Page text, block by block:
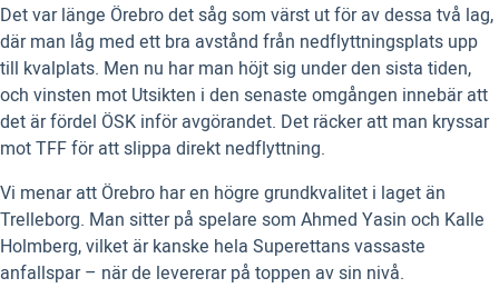
Det var länge Örebro det såg som värst ut för av dessa två lag,
där man låg med ett bra avstånd från nedflyttningsplats upp
till kvalplats. Men nu har man höjt sig under den sista tiden,
och vinsten mot Utsikten i den senaste omgången innebär att
det är fördel ÖSK inför avgörandet. Det räcker att man kryssar
mot TFF för att slippa direkt nedflyttning.
Vi menar att Örebro har en högre grundkvalitet i laget än
Trelleborg. Man sitter på spelare som Ahmed Yasin och Kalle
Holmberg, vilket är kanske hela Superettans vassaste
anfallspar – när de levererar på toppen av sin nivå.